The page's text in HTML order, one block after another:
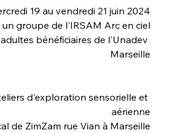
19 au vendredi 21 juin 2024
un groupe de l'IRSAM Arc en ciel
bénéficiaires de l'Unadev
Marseille
d'exploration sensorielle et
aérienne
de ZimZam rue Vian à Marseille